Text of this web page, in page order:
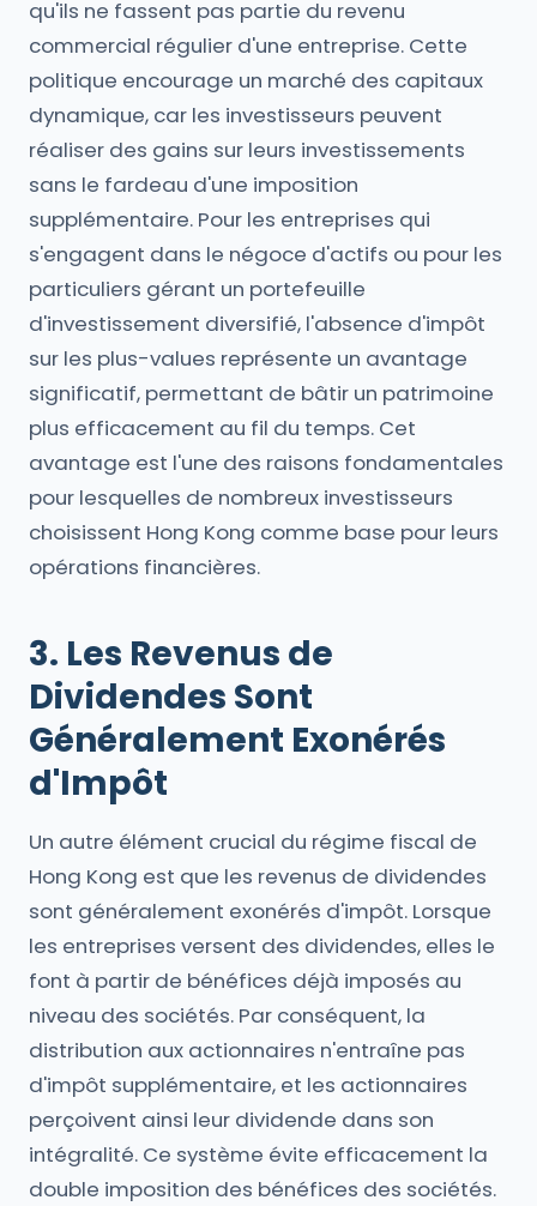
qu'ils ne fassent pas partie du revenu
commercial régulier d'une entreprise. Cette
politique encourage un marché des capitaux
dynamique, car les investisseurs peuvent
réaliser des gains sur leurs investissements
sans le fardeau d'une imposition
supplémentaire. Pour les entreprises qui
s'engagent dans le négoce d'actifs ou pour les
particuliers gérant un portefeuille
d'investissement diversifié, l'absence d'impôt
sur les plus-values représente un avantage
significatif, permettant de bâtir un patrimoine
plus efficacement au fil du temps. Cet
avantage est l'une des raisons fondamentales
pour lesquelles de nombreux investisseurs
choisissent Hong Kong comme base pour leurs
opérations financières.
3. Les Revenus de
Dividendes Sont
Généralement Exonérés
d'Impôt
Un autre élément crucial du régime fiscal de
Hong Kong est que les revenus de dividendes
sont généralement exonérés d'impôt. Lorsque
les entreprises versent des dividendes, elles le
font à partir de bénéfices déjà imposés au
niveau des sociétés. Par conséquent, la
distribution aux actionnaires n'entraîne pas
d'impôt supplémentaire, et les actionnaires
perçoivent ainsi leur dividende dans son
intégralité. Ce système évite efficacement la
double imposition des bénéfices des sociétés.